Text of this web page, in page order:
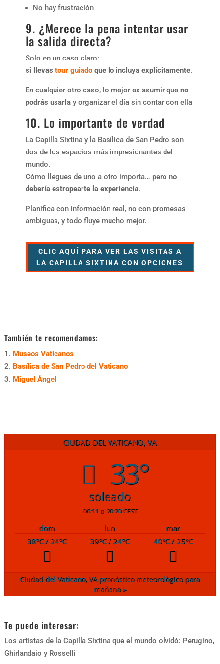
No hay frustración
9. ¿Merece la pena intentar usar
la salida directa?
Solo en un caso claro:
si llevas tour guiadoque lo incluya explícitamente.
En cualquier otro caso, lo mejor es asumir que no
podrás usarlay organizar el día sin contar con ella.
10. Lo importante de verdad
La Capilla Sixtina y la Basílica de San Pedro son
dos de los espacios más impresionantes del
mundo.
Cómo llegues de uno a otro importa… pero no
debería estropearte la experiencia.
Planifica con información real, no con promesas
ambiguas, y todo fluye mucho mejor.
CLIC AQUÍ PARA VER LAS VISITAS A
LA CAPILLA SIXTINA CON OPCIONES
También te recomendamos:
Museos Vaticanos
Basílica de San Pedro del Vaticano
Miguel Ángel
CIUDAD DEL VATICANO, VA
33°
soleado
06:11 20:20 CEST
dom lun
mar
38°C/ 24°C 39°C/ 24°C 40°C/ 25°C
Ciudad del Vaticano, VApronóstico meteorológico para
mañana ▸
Te puede interesar:
Los artistas de la Capilla Sixtina que el mundo olvidó: Perugino,
Ghirlandaio y Rosselli